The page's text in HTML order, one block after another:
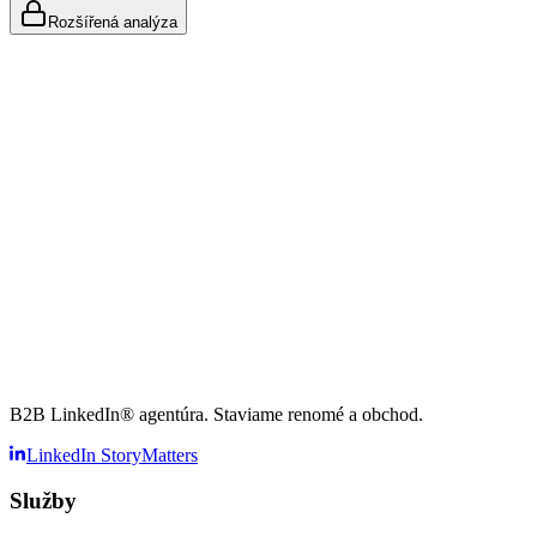
Rozšířená analýza
B2B LinkedIn® agentúra. Staviame renomé a obchod.
LinkedIn StoryMatters
Služby